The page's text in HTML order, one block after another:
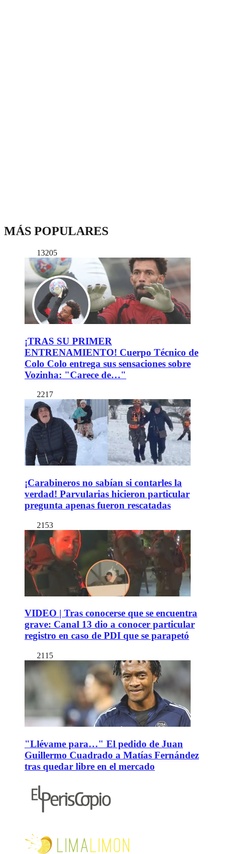
MÁS POPULARES
13205
¡TRAS SU PRIMER
ENTRENAMIENTO! Cuerpo Técnico de
Colo Colo entrega sus sensaciones sobre
Vozinha: "Carece de…"
2217
¡Carabineros no sabían si contarles la
verdad! Parvularias hicieron particular
pregunta apenas fueron rescatadas
2153
VIDEO | Tras conocerse que se encuentra
grave: Canal 13 dio a conocer particular
registro en caso de PDI que se parapetó
2115
"Llévame para…" El pedido de Juan
Guillermo Cuadrado a Matías Fernández
tras quedar libre en el mercado